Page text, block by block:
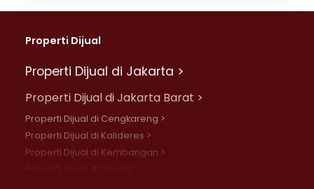
Properti Dijual
Properti Dijual di Jakarta >
Properti Dijual di Jakarta Barat >
Properti Dijual di Cengkareng >
Properti Dijual di Kalideres >
Properti Dijual di Kembangan >